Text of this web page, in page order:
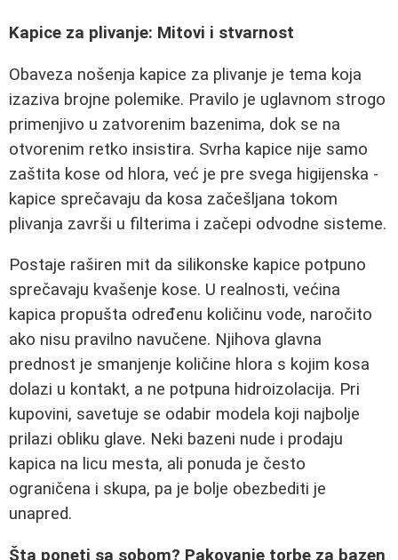
Kapice za plivanje: Mitovi i stvarnost
Obaveza nošenja kapice za plivanje je tema koja
izaziva brojne polemike. Pravilo je uglavnom strogo
primenjivo u zatvorenim bazenima, dok se na
otvorenim retko insistira. Svrha kapice nije samo
zaštita kose od hlora, već je pre svega higijenska -
kapice sprečavaju da kosa začešljana tokom
plivanja završi u filterima i začepi odvodne sisteme.
Postaje raširen mit da silikonske kapice potpuno
sprečavaju kvašenje kose. U realnosti, većina
kapica propušta određenu količinu vode, naročito
ako nisu pravilno navučene. Njihova glavna
prednost je smanjenje količine hlora s kojim kosa
dolazi u kontakt, a ne potpuna hidroizolacija. Pri
kupovini, savetuje se odabir modela koji najbolje
prilazi obliku glave. Neki bazeni nude i prodaju
kapica na licu mesta, ali ponuda je često
ograničena i skupa, pa je bolje obezbediti je
unapred.
Šta poneti sa sobom? Pakovanje torbe za bazen